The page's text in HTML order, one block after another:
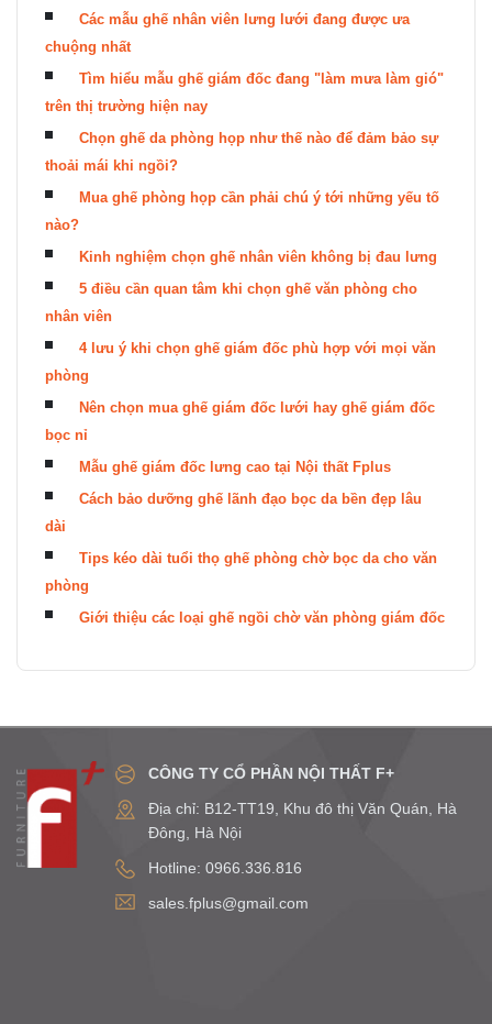
Các mẫu ghế nhân viên lưng lưới đang được ưa
chuộng nhất
Tìm hiểu mẫu ghế giám đốc đang "làm mưa làm gió"
trên thị trường hiện nay
Chọn ghế da phòng họp như thế nào để đảm bảo sự
thoải mái khi ngồi?
Mua ghế phòng họp cần phải chú ý tới những yếu tố
nào?
Kinh nghiệm chọn ghế nhân viên không bị đau lưng
5 điều cần quan tâm khi chọn ghế văn phòng cho
nhân viên
4 lưu ý khi chọn ghế giám đốc phù hợp với mọi văn
phòng
Nên chọn mua ghế giám đốc lưới hay ghế giám đốc
bọc nỉ
Mẫu ghế giám đốc lưng cao tại Nội thất Fplus
Cách bảo dưỡng ghế lãnh đạo bọc da bền đẹp lâu
dài
Tips kéo dài tuổi thọ ghế phòng chờ bọc da cho văn
phòng
Giới thiệu các loại ghế ngồi chờ văn phòng giám đốc
CÔNG TY CỔ PHẦN NỘI THẤT F+
Địa chỉ: B12-TT19, Khu đô thị Văn Quán, Hà
Đông, Hà Nội
Hotline: 0966.336.816
sales.fplus@gmail.com